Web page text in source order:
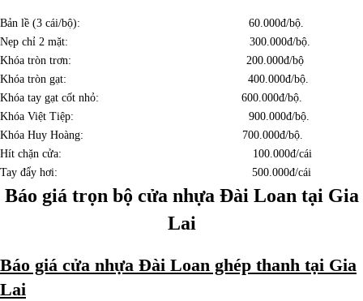
Bản lề (3 cái/bộ): 60.000đ/bộ.
Nẹp chỉ 2 mặt: 300.000đ/bộ.
Khóa tròn trơn: 200.000đ/bộ
Khóa tròn gạt: 400.000đ/bộ.
Khóa tay gạt cốt nhỏ: 600.000đ/bộ.
Khóa Việt Tiệp: 900.000đ/bộ.
Khóa Huy Hoàng: 700.000đ/bộ.
Hít chặn cửa: 100.000đ/cái
Tay đẩy hơi: 500.000đ/cái
Báo giá trọn bộ cửa nhựa Đài Loan tại Gia
Lai
Báo giá cửa nhựa Đài Loan ghép thanh tại Gia
Lai